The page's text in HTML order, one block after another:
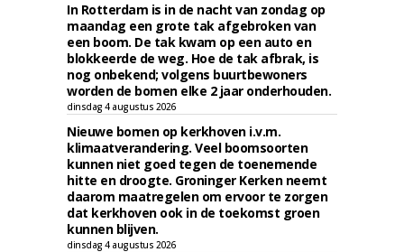
In Rotterdam is in de nacht van zondag op
maandag een grote tak afgebroken van
een boom. De tak kwam op een auto en
blokkeerde de weg. Hoe de tak afbrak, is
nog onbekend; volgens buurtbewoners
worden de bomen elke 2 jaar onderhouden.
dinsdag 4 augustus 2026
Nieuwe bomen op kerkhoven i.v.m.
klimaatverandering. Veel boomsoorten
kunnen niet goed tegen de toenemende
hitte en droogte. Groninger Kerken neemt
daarom maatregelen om ervoor te zorgen
dat kerkhoven ook in de toekomst groen
kunnen blijven.
dinsdag 4 augustus 2026